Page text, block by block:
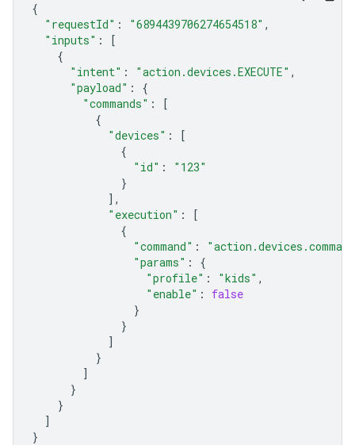
{
"requestId" : "6894439706274654518" ,
"inputs" :
[
{
"intent" : "action.devices.EXECUTE" ,
"payload" :
{
"commands" :
[
{
"devices" :
[
{
"id" :
"123"
}
],
"execution" :
[
{
"command" :
"params" :
{
"profile" : "kids" ,
"enable" :
false
}
}
]
}
]
}
}
]
}